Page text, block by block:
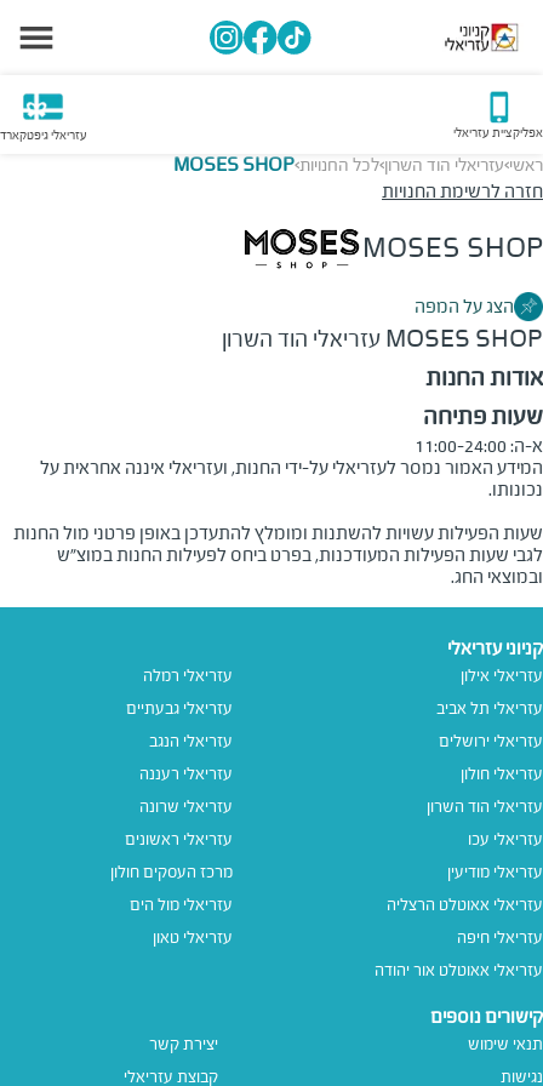
אפליקציית עזריאלי עזריאלי גיפטקארד
ראשי>עזריאלי הוד השרון>לכל החנויות>
MOSES SHOP
חזרה לרשימת החנויות
MOSES SHOP
הצג על המפה
MOSES SHOP עזריאלי הוד השרון
אודות החנות
שעות פתיחה
א-ה: 11:00-24:00
המידע האמור נמסר לעזריאלי על-ידי החנות, ועזריאלי איננה אחראית על
שעות הפעילות עשויות להשתנות ומומלץ להתעדכן באופן פרטני מול החנות
לגבי שעות הפעילות המעודכנות, בפרט ביחס לפעילות החנות במוצ"ש
ובמוצאי החג.
קניוני עזריאלי
עזריאלי אילון
עזריאלי תל אביב
עזריאלי ירושלים
עזריאלי חולון
עזריאלי הוד השרון
עזריאלי עכו
עזריאלי מודיעין
עזריאלי אאוטלט הרצליה
עזריאלי חיפה
עזריאלי אאוטלט אור יהודה
עזריאלי רמלה
עזריאלי גבעתיים
עזריאלי הנגב
עזריאלי רעננה
עזריאלי שרונה
עזריאלי ראשונים
מרכז העסקים חולון
עזריאלי מול הים
עזריאלי טאון
קישורים נוספים
תנאי שימוש
נגישות
יצירת קשר
קבוצת עזריאלי